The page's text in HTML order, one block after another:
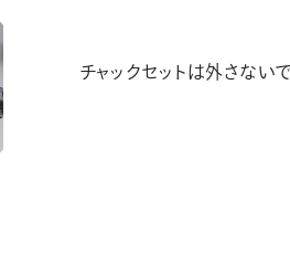
チャックセットは外さない